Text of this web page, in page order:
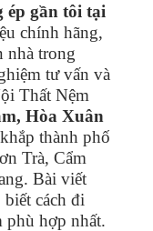
ép gần tôi tại
chính hãng,
nhà trong
tư vấn và
Thất Nệm
Hòa Xuân
thành phố
Trà, Cẩm
Bài viết
cách đi
phù hợp nhất.